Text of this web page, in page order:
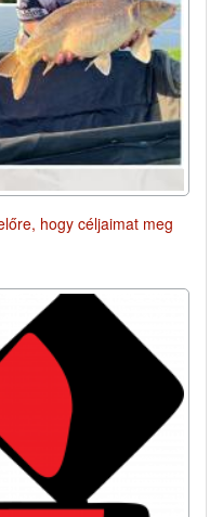
hogy céljaimat meg